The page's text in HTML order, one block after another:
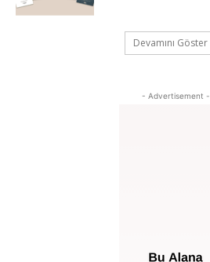
Devamını Göster
- Advertisement -